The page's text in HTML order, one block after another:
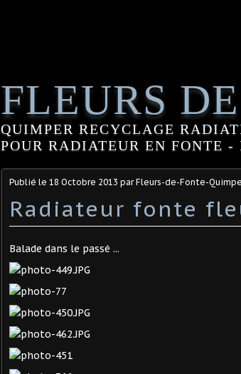
FLEURS
QUIMPER RECYCLAGE
POUR RADIATEUR EN FONTE
Publié le 18 Octobre 2013 par Fleurs-de-Fonte-
Radiateur fonte
Balade dans le passé ...